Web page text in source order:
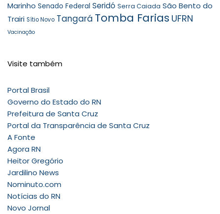
Marinho Senado Federal Seridó Serra Caiada São Bento do
Trairi Sítio Novo Tangará Tomba Farias UFRN
Vacinação
Visite também
Portal Brasil
Governo do Estado do RN
Prefeitura de Santa Cruz
Portal da Transparência de Santa Cruz
A Fonte
Agora RN
Heitor Gregório
Jardilino News
Nominuto.com
Notícias do RN
Novo Jornal